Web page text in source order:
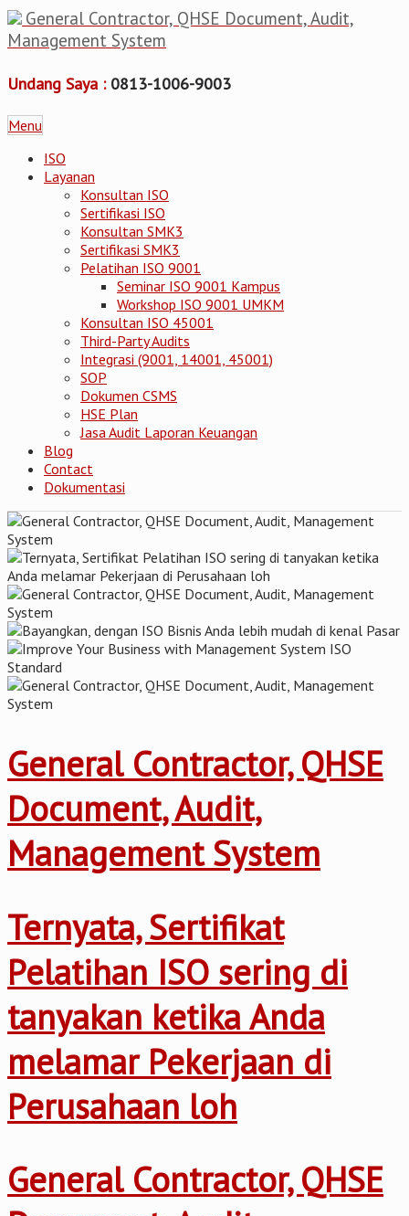
General Contractor, QHSE Document, Audit,
Management System
Undang Saya : 0813-1006-9003
Menu
ISO
Layanan
Konsultan ISO
Sertifikasi ISO
Konsultan SMK3
Sertifikasi SMK3
Pelatihan ISO 9001
Seminar ISO 9001 Kampus
Workshop ISO 9001 UMKM
Konsultan ISO 45001
Third-Party Audits
Integrasi (9001, 14001, 45001)
SOP
Dokumen CSMS
HSE Plan
Jasa Audit Laporan Keuangan
Blog
Contact
Dokumentasi
General Contractor, QHSE
Document, Audit,
Management System
Ternyata, Sertifikat
Pelatihan ISO sering di
tanyakan ketika Anda
melamar Pekerjaan di
Perusahaan loh
General Contractor, QHSE